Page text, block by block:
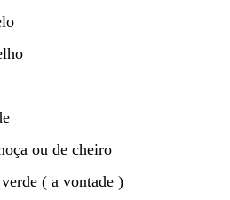
ou de cheiro
( a vontade )